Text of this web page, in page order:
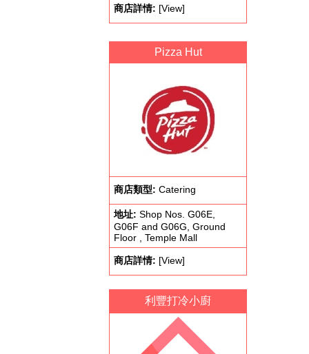
商店詳情: [View]
Pizza Hut
商店類型: Catering
地址: Shop Nos. G06E,
G06F and G06G, Ground
Floor , Temple Mall
商店詳情: [View]
利豐打冷小廚